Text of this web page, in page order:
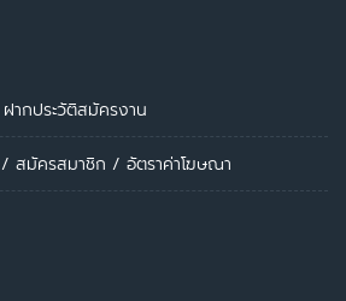
ฝากประวัติสมัครงาน
/ สมัครสมาชิก / อัตราค่าโฆษณา